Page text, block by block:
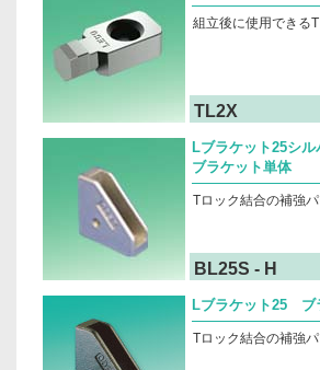
組立後に使用できる
TL2X
Lブラケット25シル
ブラケット単体
Tロック結合の補強
BL25S - H
Lブラケット25 ブ
Tロック結合の補強